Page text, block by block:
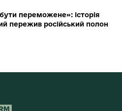
переможене»: історія
пережив російський полон